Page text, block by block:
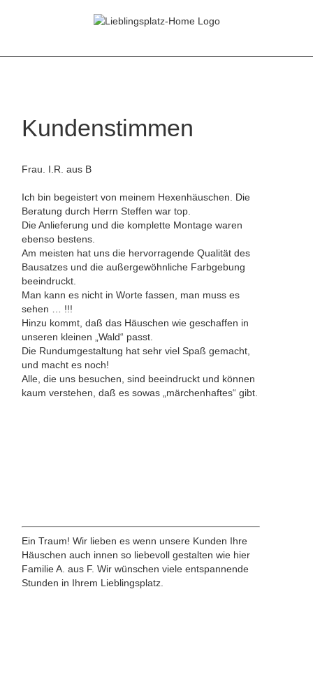
Kundenstimmen
Frau. I.R. aus B
Ich bin begeistert von meinem Hexenhäuschen. Die
Beratung durch Herrn Steffen war top.
Die Anlieferung und die komplette Montage waren
ebenso bestens.
Am meisten hat uns die hervorragende Qualität des
Bausatzes und die außergewöhnliche Farbgebung
beeindruckt.
Man kann es nicht in Worte fassen, man muss es
sehen … !!!
Hinzu kommt, daß das Häuschen wie geschaffen in
unseren kleinen „Wald“ passt.
Die Rundumgestaltung hat sehr viel Spaß gemacht,
und macht es noch!
Alle, die uns besuchen, sind beeindruckt und können
kaum verstehen, daß es sowas „märchenhaftes“ gibt.
Ein Traum! Wir lieben es wenn unsere Kunden Ihre
Häuschen auch innen so liebevoll gestalten wie hier
Familie A. aus F. Wir wünschen viele entspannende
Stunden in Ihrem Lieblingsplatz.